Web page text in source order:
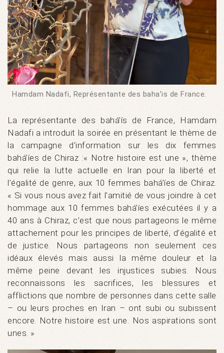
Hamdam Nadafi, Représentante des baha’is de France.
La représentante des bahá’ís de France, Hamdam
Nadafi a introduit la soirée en présentant le thème de
la campagne d’information sur les dix femmes
bahá’íes de Chiraz :« Notre histoire est une », thème
qui relie la lutte actuelle en Iran pour la liberté et
l’égalité de genre, aux 10 femmes bahá’íes de Chiraz.
« Si vous nous avez fait l’amitié de vous joindre à cet
hommage aux 10 femmes bahá’íes exécutées il y a
40 ans à Chiraz, c’est que nous partageons le même
attachement pour les principes de liberté, d’égalité et
de justice. Nous partageons non seulement ces
idéaux élevés mais aussi la même douleur et la
même peine devant les injustices subies. Nous
reconnaissons les sacrifices, les blessures et
afflictions que nombre de personnes dans cette salle
– ou leurs proches en Iran – ont subi ou subissent
encore. Notre histoire est une. Nos aspirations sont
unes. »